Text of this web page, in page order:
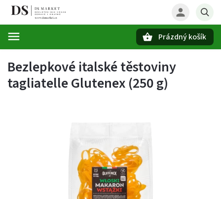
Prázdný košík
Bezlepkové italské těstoviny
tagliatelle Glutenex (250 g)